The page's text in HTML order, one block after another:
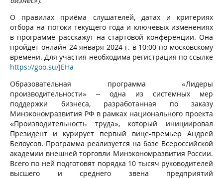
О правилах приёма слушателей, датах и критериях
отбора на потоки текущего года и ключевых изменениях
в программе расскажут на стартовой конференции. Она
пройдёт онлайн 24 января 2024 г. в 10:00 по московскому
времени. Для участия необходима регистрация по ссылке
https://goo.su/JEHa
Образовательная программа «Лидеры
производительности» – одна из системных мер
поддержки бизнеса, разработанная по заказу
Минэкономразвития РФ в рамках национального проекта
«Производительность труда», который инициировал
Президент и курирует первый вице-премьер Андрей
Белоусов. Программа реализуется на базе Всероссийской
академии внешней торговли Минэкономразвития России.
Всего по ней подготовят порядка 10 тысяч руководителей
высшего и среднего звена предприятий